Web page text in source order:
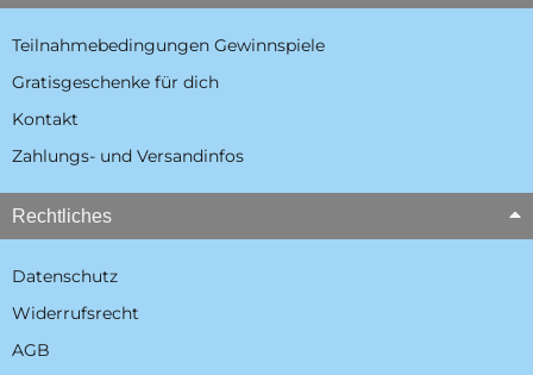
Teilnahmebedingungen Gewinnspiele
Gratisgeschenke für dich
Kontakt
Zahlungs- und Versandinfos
Rechtliches
Datenschutz
Widerrufsrecht
AGB